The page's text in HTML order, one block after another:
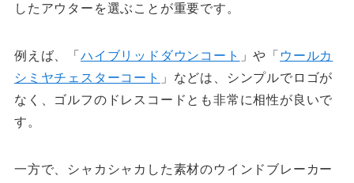
したアウターを選ぶことが重要です。
例えば、「 ハイブリッドダウンコート 」や「 ウールカ
シミヤチェスターコート
」などは、シンプルでロゴが
なく、ゴルフのドレスコードとも非常に相性が良いで
す。
一方で、シャカシャカした素材のウインドブレーカー